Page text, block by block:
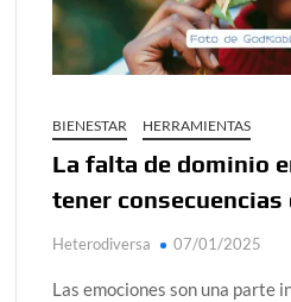
Día de Independencia 2026: de
generan las redes sociales
Denuncia por violencia sexual
la dignidad humana
BIENESTAR HERRAMIENTAS
La falta de dominio
tener consecuencias
Heterodiversa 07/01/2025
Las emociones son una parte